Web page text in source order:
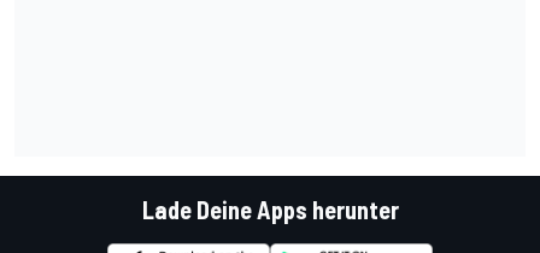
Lade Deine Apps herunter